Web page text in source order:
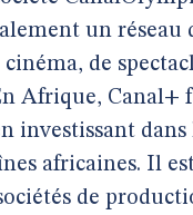
un réseau
de
Afrique, Canal+
investissant
africaines. Il
de